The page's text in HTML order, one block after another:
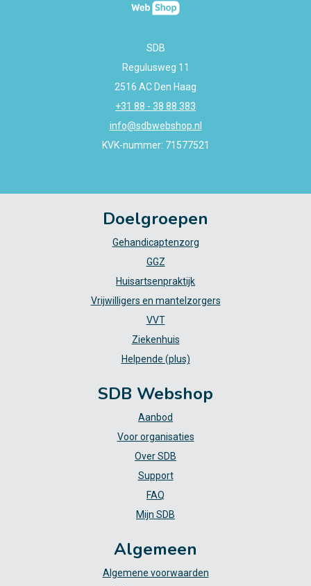
SDB
Regulusweg 11
2516 AC Den Haag
+31 88 - 38 88 383
info@sdbwebshop.nl
KVK-nummer: 71577521
Doelgroepen
Gehandicaptenzorg
GGZ
Huisartsenpraktijk
Vrijwilligers en mantelzorgers
VVT
Ziekenhuis
Helpende (plus)
SDB Webshop
Aanbod
Voor organisaties
Over SDB
Support
FAQ
Mijn SDB
Algemeen
Algemene voorwaarden